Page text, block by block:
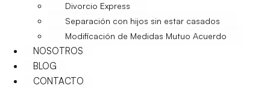
Divorcio Express
Separación con hijos sin estar casados
Modificación de Medidas Mutuo Acuerdo
NOSOTROS
BLOG
CONTACTO